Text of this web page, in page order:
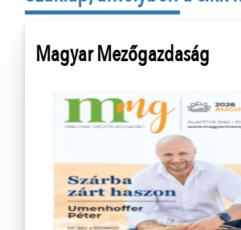
Magyar Mezőgazdaság